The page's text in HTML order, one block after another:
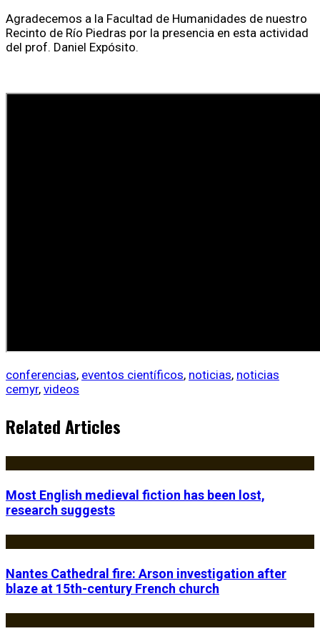
Agradecemos a la Facultad de Humanidades de nuestro
Recinto de Río Piedras por la presencia en esta actividad
del prof. Daniel Expósito.
conferencias, eventos científicos, noticias, noticias
cemyr, videos
Related Articles
Most English medieval fiction has been lost,
research suggests
Nantes Cathedral fire: Arson investigation after
blaze at 15th-century French church